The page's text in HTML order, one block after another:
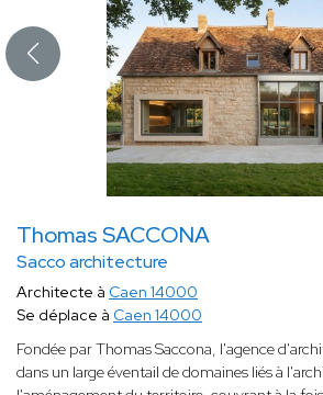
Thomas SACCONA
Sacco architecture
Architecte à Caen 14000
Se déplace à Caen 14000
Fondée par Thomas Saccona, l'agence
dans un large éventail de domaines liés à